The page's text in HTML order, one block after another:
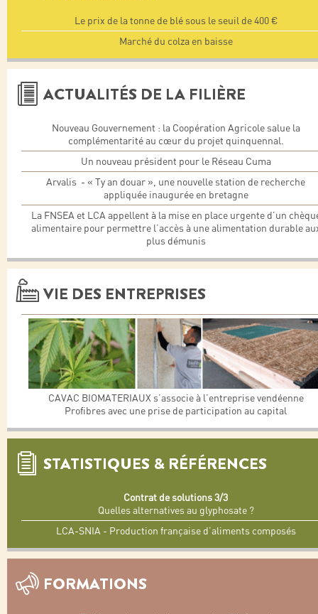
Le prix de la tonne de blé sous le seuil de 400 €
Marché du colza en baisse
ACTUALITÉS DE LA FILIÈRE
Nouveau Gouvernement : la Coopération Agricole salue la
complémentarité au cœur du projet quinquennal.
Un nouveau président pour le Réseau Cuma
Arvalis - « Ty an douar », une nouvelle station de recherche
appliquée inaugurée en bretagne
La FNSEA et LCA appellent à la mise en place urgente d’un
alimentaire pour permettre l’accès à une alimentation durable
plus démunis
VIE DES ENTREPRISES
CAVAC BIOMATERIAUX s’associe à l’entreprise vendéenne
Profibres avec une prise de participation au capital
STATISTIQUES & RÉFÉRENCES
Contrat de solutions 3/3
Quelles alternatives au glyphosate ?
LCA-SNIA - Production française d’aliments composés
FORMATIONS